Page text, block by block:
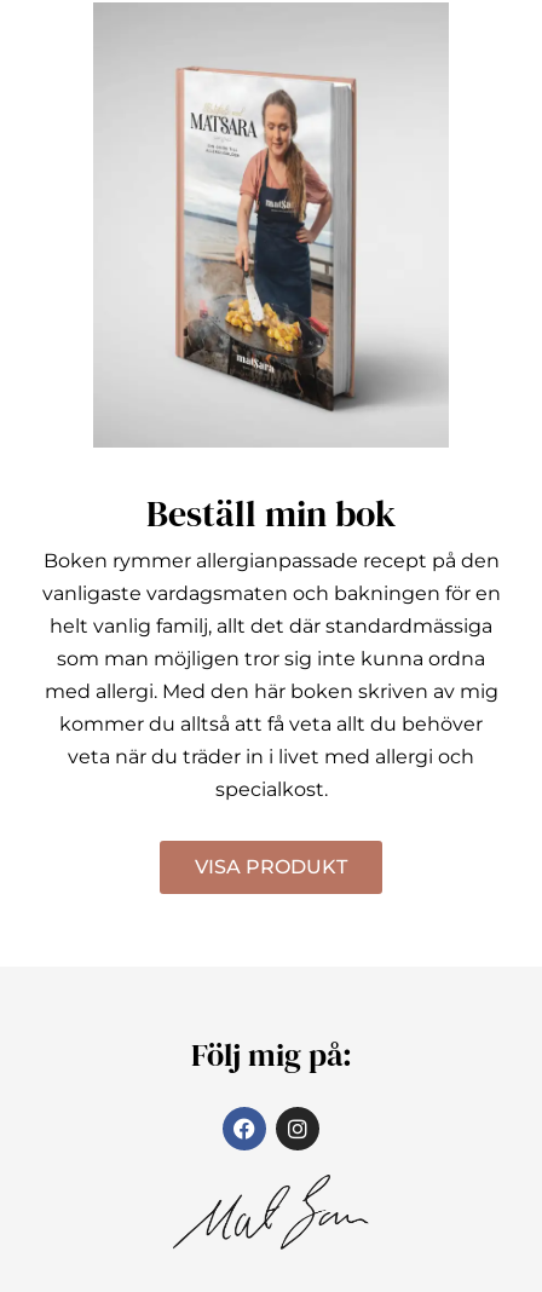
Beställ min bok
Boken rymmer allergianpassade recept på den
vanligaste vardagsmaten och bakningen för en
helt vanlig familj, allt det där standardmässiga
som man möjligen tror sig inte kunna ordna
med allergi. Med den här boken skriven av mig
kommer du alltså att få veta allt du behöver
veta när du träder in i livet med allergi och
specialkost.
VISA PRODUKT
Följ mig på: